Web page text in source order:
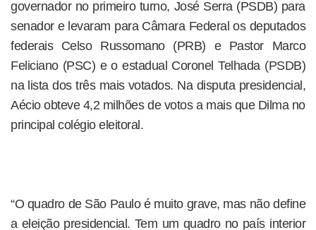
governador no primeiro turno, José Serra (PSDB) para
senador e levaram para Câmara Federal os deputados
federais Celso Russomano (PRB) e Pastor Marco
Feliciano (PSC) e o estadual Coronel Telhada (PSDB)
na lista dos três mais votados. Na disputa presidencial,
Aécio obteve 4,2 milhões de votos a mais que Dilma no
principal colégio eleitoral.
“O quadro de São Paulo é muito grave, mas não define
a eleição presidencial. Tem um quadro no país interior